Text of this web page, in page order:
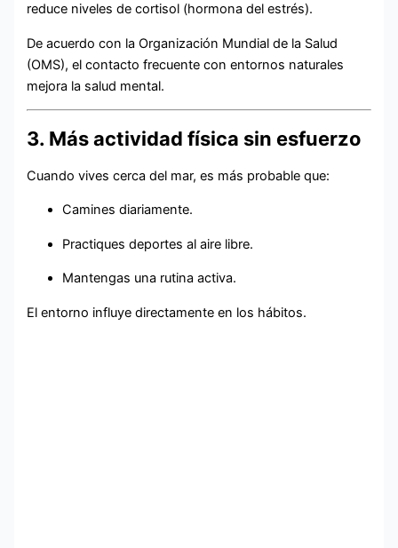
reduce niveles de cortisol (hormona del estrés).
De acuerdo con la Organización Mundial de la Salud
(OMS), el contacto frecuente con entornos naturales
mejora la salud mental.
3. Más actividad física sin esfuerzo
Cuando vives cerca del mar, es más probable que:
Camines diariamente.
Practiques deportes al aire libre.
Mantengas una rutina activa.
El entorno influye directamente en los hábitos.